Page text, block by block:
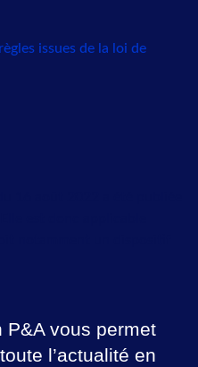
issues de la loi de
P&A vous permet
l’actualité en